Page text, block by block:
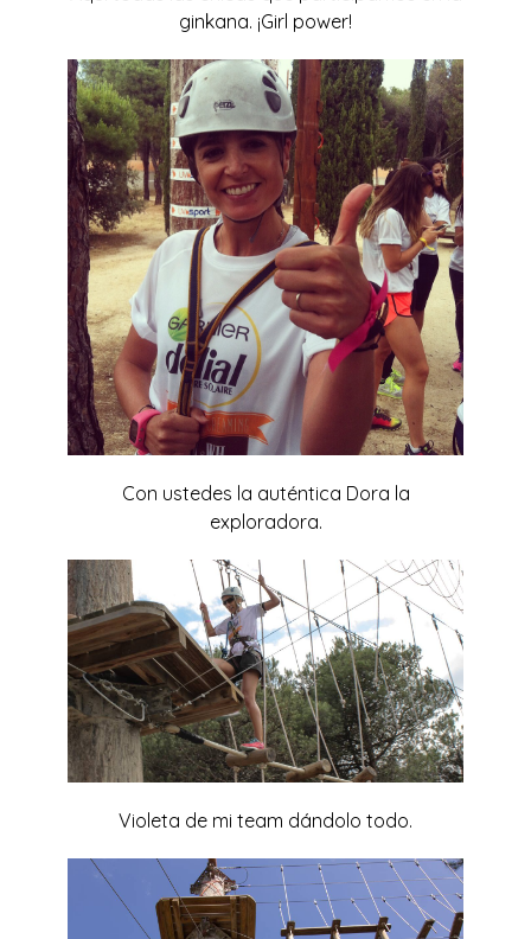
ginkana. ¡Girl power!
Con ustedes la auténtica Dora la
exploradora.
Violeta de mi team dándolo todo.